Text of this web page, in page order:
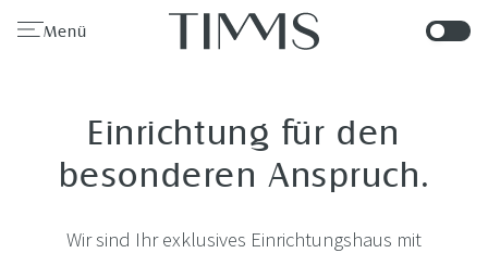
Menü
Einrichtung für den
besonderen Anspruch.
Wir sind Ihr exklusives Einrichtungshaus mit